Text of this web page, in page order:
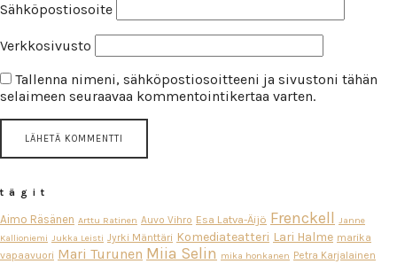
Sähköpostiosoite
Verkkosivusto
Tallenna nimeni, sähköpostiosoitteeni ja sivustoni tähän
selaimeen seuraavaa kommentointikertaa varten.
tägit
Aimo Räsänen Arttu Ratinen Auvo Vihro Esa Latva-Äijö Frenckell
Janne
Kallioniemi Jukka Leisti Jyrki Mänttäri Komediateatteri Lari Halme marika
vapaavuori Mari Turunen Miia Selin mika honkanen Petra Karjalainen